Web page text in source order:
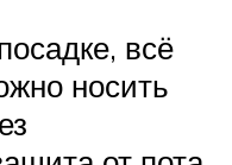
всё
носить